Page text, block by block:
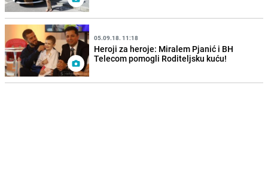
05.09.18. 11:18
Heroji za heroje: Miralem Pjanić i BH
Telecom pomogli Roditeljsku kuću!